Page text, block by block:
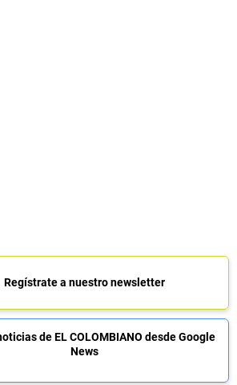
Regístrate a nuestro newsletter
de EL COLOMBIANO desde Google
News